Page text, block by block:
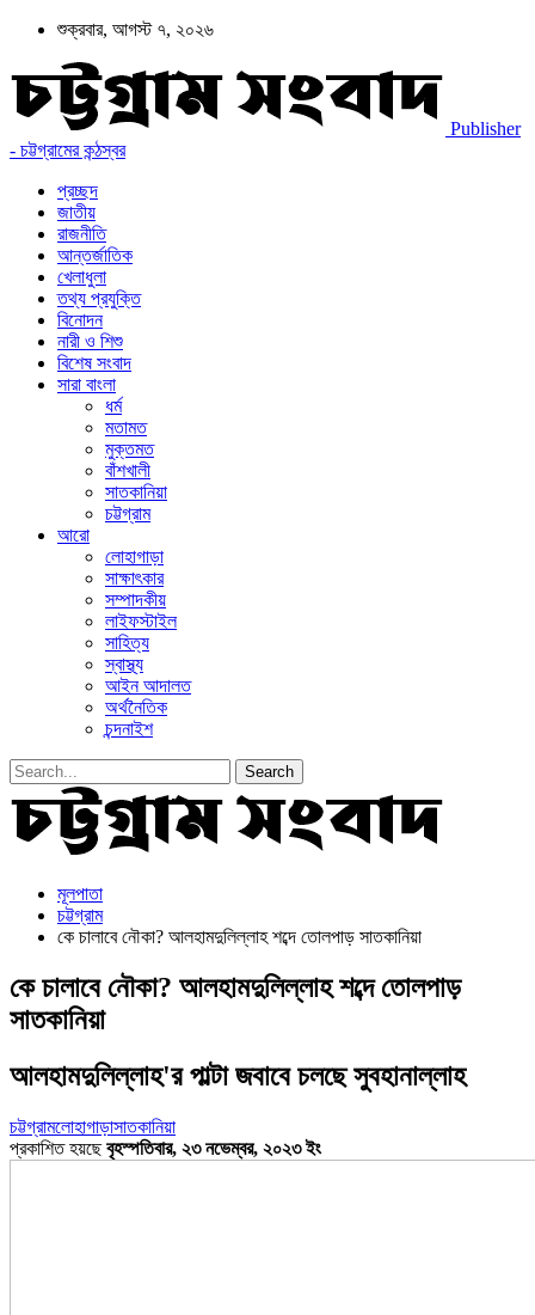
শুক্রবার, আগস্ট ৭, ২০২৬
Publisher
- চট্টগ্রামের কন্ঠস্বর
প্রচ্ছদ
জাতীয়
রাজনীতি
আন্তর্জাতিক
খেলাধুলা
তথ্য প্রযুক্তি
বিনোদন
নারী ও শিশু
বিশেষ সংবাদ
সারা বাংলা
ধর্ম
মতামত
মুক্তমত
বাঁশখালী
সাতকানিয়া
চট্টগ্রাম
আরো
লোহাগাড়া
সাক্ষাৎকার
সম্পাদকীয়
লাইফস্টাইল
সাহিত্য
স্বাস্থ্য
আইন আদালত
অর্থনৈতিক
চন্দনাইশ
মূলপাতা
চট্টগ্রাম
কে চালাবে নৌকা? আলহামদুলিল্লাহ শব্দে তোলপাড় সাতকানিয়া
কে চালাবে নৌকা? আলহামদুলিল্লাহ শব্দে তোলপাড়
সাতকানিয়া
আলহামদুলিল্লাহ'র পাল্টা জবাবে চলছে সুবহানাল্লাহ
চট্টগ্রামলোহাগাড়াসাতকানিয়া
প্রকাশিত হয়ছেবৃহস্পতিবার, ২৩ নভেম্বর, ২০২৩ ইং